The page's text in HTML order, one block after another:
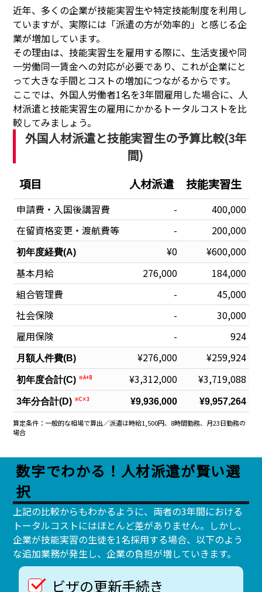
近年、多くの企業が技能実習生や特定技能制度を利用し
ていますが、実際には「派遣の方が効率的」と感じる企
業が増加しています。
その理由は、技能実習生を雇用する際に、生活支援や同
一労働同一賃金への対応が必要であり、これが企業にと
って大きな手間とコストの増加につながるからです。
ここでは、外国人労働者1名を3年間雇用した場合に、人
材派遣と技能実習生の雇用にかかるトータルコストを比
較してみましょう。
外国人材派遣と技能実習生の予算比較(3年
間)
項目 人材派遣 技能実習生
申請費・入国後講習費 -
400,000
在留資格変更・渡航費等
- 200,000
初年度経費(A) ¥0
¥600,000
基本月給
276,000
184,000
組合管理費
-
45,000
社会保険
-
30,000
雇用保険
- 924
月額人件費(B) ¥276,000 ¥259,924
初年度合計(C) ※A+B ¥3,312,000 ¥3,719,088
3年分合計(D) ※C×3 ¥9,936,000 ¥9,957,264
算定条件：一般的な相場で算出／派遣は時給1,500円、8時間勤務、月23日勤務の
場合
数字でわかる！人材派遣が賢い選
択
上記の比較からもわかるように、両者の3年間における
トータルコストにはほとんど差がありません。しかし、
企業が技能実習の生徒を1名採用する場合、以下のよう
な追加業務が発生し、企業の負担が増していきます。
ビザの更新手続き